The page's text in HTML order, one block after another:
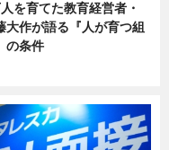
を育てた教育経営者・
大作が語る『人が育つ組
の条件